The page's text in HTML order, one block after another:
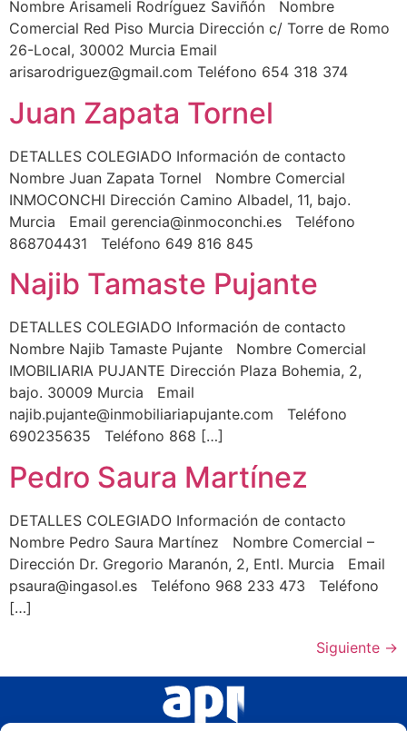
Nombre Arisameli Rodríguez Saviñón Nombre
Comercial Red Piso Murcia Dirección c/ Torre de Romo
26-Local, 30002 Murcia Email
arisarodriguez@gmail.com Teléfono 654 318 374
Juan Zapata Tornel
DETALLES COLEGIADO Información de contacto
Nombre Juan Zapata Tornel Nombre Comercial
INMOCONCHI Dirección Camino Albadel, 11, bajo.
Murcia Email gerencia@inmoconchi.es Teléfono
868704431 Teléfono 649 816 845
Najib Tamaste Pujante
DETALLES COLEGIADO Información de contacto
Nombre Najib Tamaste Pujante Nombre Comercial
IMOBILIARIA PUJANTE Dirección Plaza Bohemia, 2,
bajo. 30009 Murcia Email
najib.pujante@inmobiliariapujante.com Teléfono
690235635 Teléfono 868 […]
Pedro Saura Martínez
DETALLES COLEGIADO Información de contacto
Nombre Pedro Saura Martínez Nombre Comercial –
Dirección Dr. Gregorio Maranón, 2, Entl. Murcia Email
psaura@ingasol.es Teléfono 968 233 473 Teléfono
[…]
Siguiente →